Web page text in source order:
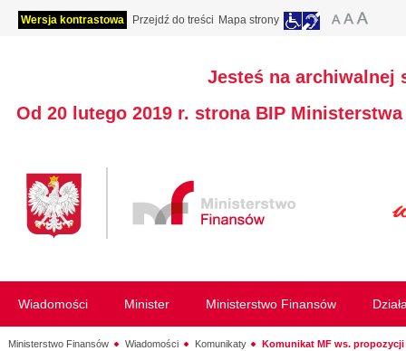
Wersja kontrastowa Przejdź do treści Mapa strony
Jesteś na archiwalnej
Od 20 lutego 2019 r. strona BIP
Wiadomości Minister Ministerstwo Finansów
Ministerstwo Finansów Wiadomości Komunikaty Komunikat MF ws. propozycji